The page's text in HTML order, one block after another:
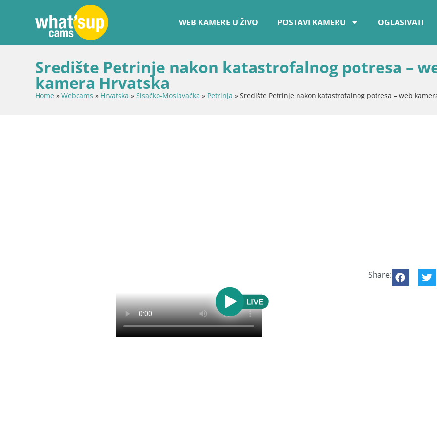
WEB KAMERE U ŽIVO POSTAVI KAMERU OGLASIVATI
Središte Petrinje nakon katastrofalnog potresa –
kamera Hrvatska
Home » Webcams » Hrvatska » Sisačko-Moslavačka » Petrinja » Središte Petrinje nakon katastrofalnog potresa – web
Share: